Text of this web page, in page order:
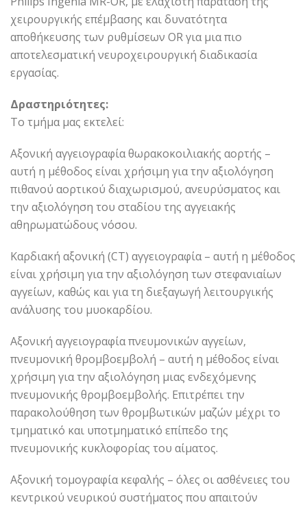
χειρουργικής επέμβασης και δυνατότητα
αποθήκευσης των ρυθμίσεων OR για μια πιο
αποτελεσματική νευροχειρουργική διαδικασία
εργασίας.
Δραστηριότητες:
Το τμήμα μας εκτελεί:
Αξονική αγγειογραφία θωρακοκοιλιακής αορτής –
αυτή η μέθοδος είναι χρήσιμη για την αξιολόγηση
πιθανού αορτικού διαχωρισμού, ανευρύσματος και
την αξιολόγηση του σταδίου της αγγειακής
αθηρωματώδους νόσου.
Καρδιακή αξονική (CT) αγγειογραφία – αυτή η μέθοδος
είναι χρήσιμη για την αξιολόγηση των στεφανιαίων
αγγείων, καθώς και για τη διεξαγωγή λειτουργικής
ανάλυσης του μυοκαρδίου.
Αξονική αγγειογραφία πνευμονικών αγγείων,
πνευμονική θρομβοεμβολή – αυτή η μέθοδος είναι
χρήσιμη για την αξιολόγηση μιας ενδεχόμενης
πνευμονικής θρομβοεμβολής. Επιτρέπει την
παρακολούθηση των θρομβωτικών μαζών μέχρι το
τμηματικό και υποτμηματικό επίπεδο της
πνευμονικής κυκλοφορίας του αίματος.
Αξονική τομογραφία κεφαλής – όλες οι ασθένειες του
κεντρικού νευρικού συστήματος που απαιτούν